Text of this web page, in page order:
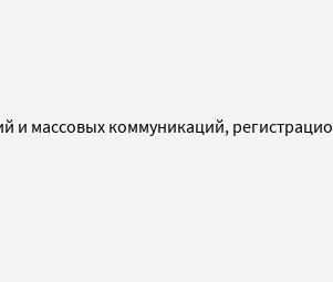
и массовых коммуникаций,